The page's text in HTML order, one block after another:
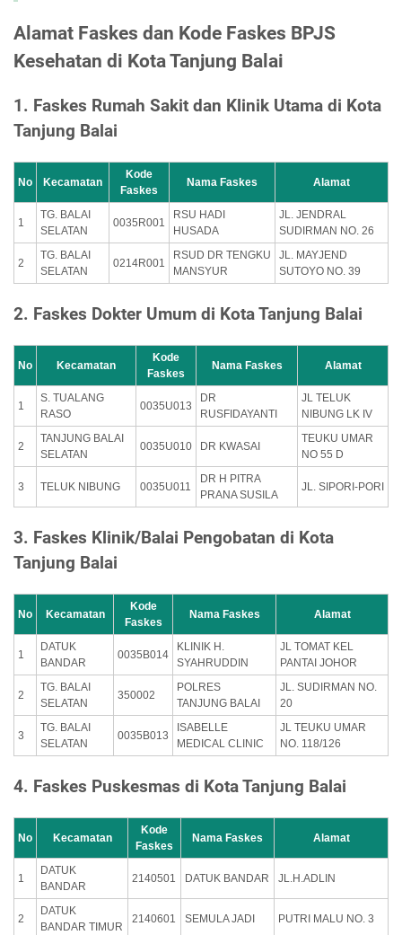
Alamat Faskes dan Kode Faskes BPJS
Kesehatan di Kota Tanjung Balai
1. Faskes Rumah Sakit dan Klinik Utama di Kota
Tanjung Balai
No Kecamatan
Kode
Faskes
Nama Faskes Alamat
1
TG. BALAI
SELATAN
0035R001
RSU HADI
HUSADA
JL. JENDRAL
SUDIRMAN NO. 26
2
TG. BALAI
SELATAN
0214R001
RSUD DR TENGKU
MANSYUR
JL. MAYJEND
SUTOYO NO. 39
2. Faskes Dokter Umum di Kota Tanjung Balai
No Kecamatan
Kode
Faskes
Nama Faskes Alamat
1
S. TUALANG
RASO
0035U013
DR
RUSFIDAYANTI
JL TELUK
NIBUNG LK IV
2
TANJUNG BALAI
SELATAN
0035U010 DR KWASAI
TEUKU UMAR
NO 55 D
3 TELUK NIBUNG 0035U011
DR H PITRA
PRANA SUSILA
JL. SIPORI-PORI
3. Faskes Klinik/Balai Pengobatan di Kota
Tanjung Balai
No Kecamatan
Kode
Faskes
Nama Faskes Alamat
1
DATUK
BANDAR
0035B014
KLINIK H.
SYAHRUDDIN
JL TOMAT KEL
PANTAI JOHOR
2
TG. BALAI
SELATAN
350002
POLRES
TANJUNG BALAI
JL. SUDIRMAN NO.
20
3
TG. BALAI
SELATAN
0035B013
ISABELLE
MEDICAL CLINIC
JL TEUKU UMAR
NO. 118/126
4. Faskes Puskesmas di Kota Tanjung Balai
No Kecamatan
Kode
Faskes
Nama Faskes Alamat
1
DATUK
BANDAR
2140501 DATUK BANDAR JL.H.ADLIN
2
DATUK
BANDAR TIMUR
2140601 SEMULA JADI PUTRI MALU NO. 3